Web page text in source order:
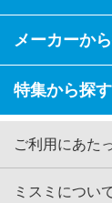
メーカーか
特集から探す
ご利用にあた
ミスミについ